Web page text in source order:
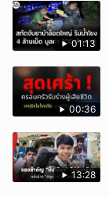
01:13
00:36
13:28